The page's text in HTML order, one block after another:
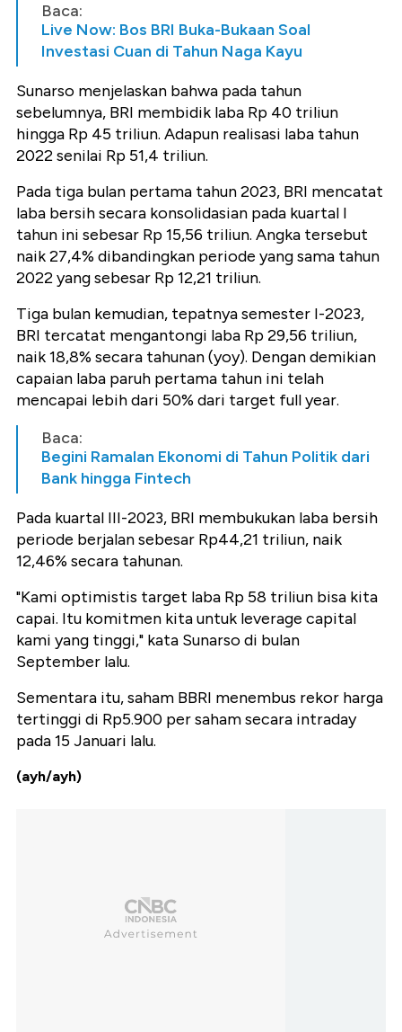
Baca:
Live Now: Bos BRI Buka-Bukaan Soal
Investasi Cuan di Tahun Naga Kayu
Sunarso menjelaskan bahwa pada tahun
sebelumnya, BRI membidik laba Rp 40 triliun
hingga Rp 45 triliun. Adapun realisasi laba tahun
2022 senilai Rp 51,4 triliun.
Pada tiga bulan pertama tahun 2023, BRI mencatat
laba bersih secara konsolidasian pada kuartal I
tahun ini sebesar Rp 15,56 triliun. Angka tersebut
naik 27,4% dibandingkan periode yang sama tahun
2022 yang sebesar Rp 12,21 triliun.
Tiga bulan kemudian, tepatnya semester I-2023,
BRI tercatat mengantongi laba Rp 29,56 triliun,
naik 18,8% secara tahunan (yoy). Dengan demikian
capaian laba paruh pertama tahun ini telah
mencapai lebih dari 50% dari target full year.
Baca:
Begini Ramalan Ekonomi di Tahun Politik dari
Bank hingga Fintech
Pada kuartal III-2023, BRI membukukan laba bersih
periode berjalan sebesar Rp44,21 triliun, naik
12,46% secara tahunan.
"Kami optimistis target laba Rp 58 triliun bisa kita
capai. Itu komitmen kita untuk leverage capital
kami yang tinggi," kata Sunarso di bulan
September lalu.
Sementara itu, saham BBRI menembus rekor harga
tertinggi di Rp5.900 per saham secara intraday
pada 15 Januari lalu.
(ayh/ayh)